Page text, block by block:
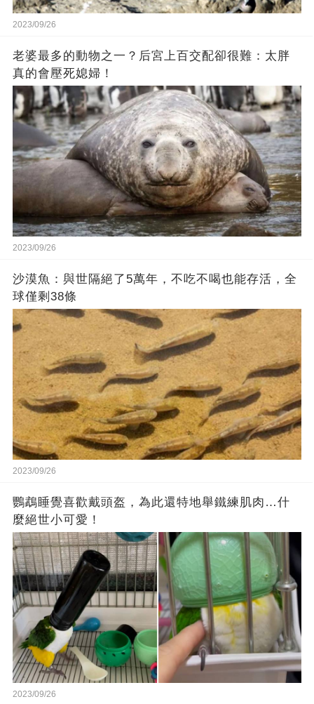
2023/09/26
老婆最多的動物之一？后宮上百交配卻很難：太胖
真的會壓死媳婦！
2023/09/26
沙漠魚：與世隔絕了5萬年，不吃不喝也能存活，全
球僅剩38條
2023/09/26
鸚鵡睡覺喜歡戴頭盔，為此還特地舉鐵練肌肉…什
麼絕世小可愛！
2023/09/26